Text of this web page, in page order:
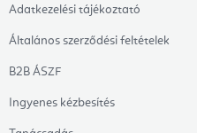
Adatkezelési tájékoztató
Általános szerződési feltételek
B2B ÁSZF
Ingyenes kézbesítés